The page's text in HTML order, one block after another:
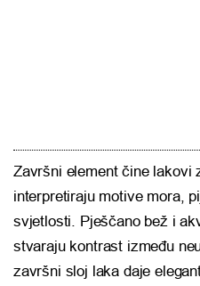
Završni element čine lakovi
interpretiraju motive mora,
svjetlosti. Pješčano bež i
stvaraju kontrast između
završni sloj laka daje